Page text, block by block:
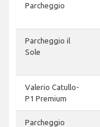
Parcheggio
Parcheggio il
Sole
Valerio Catullo-
P1 Premium
Parcheggio